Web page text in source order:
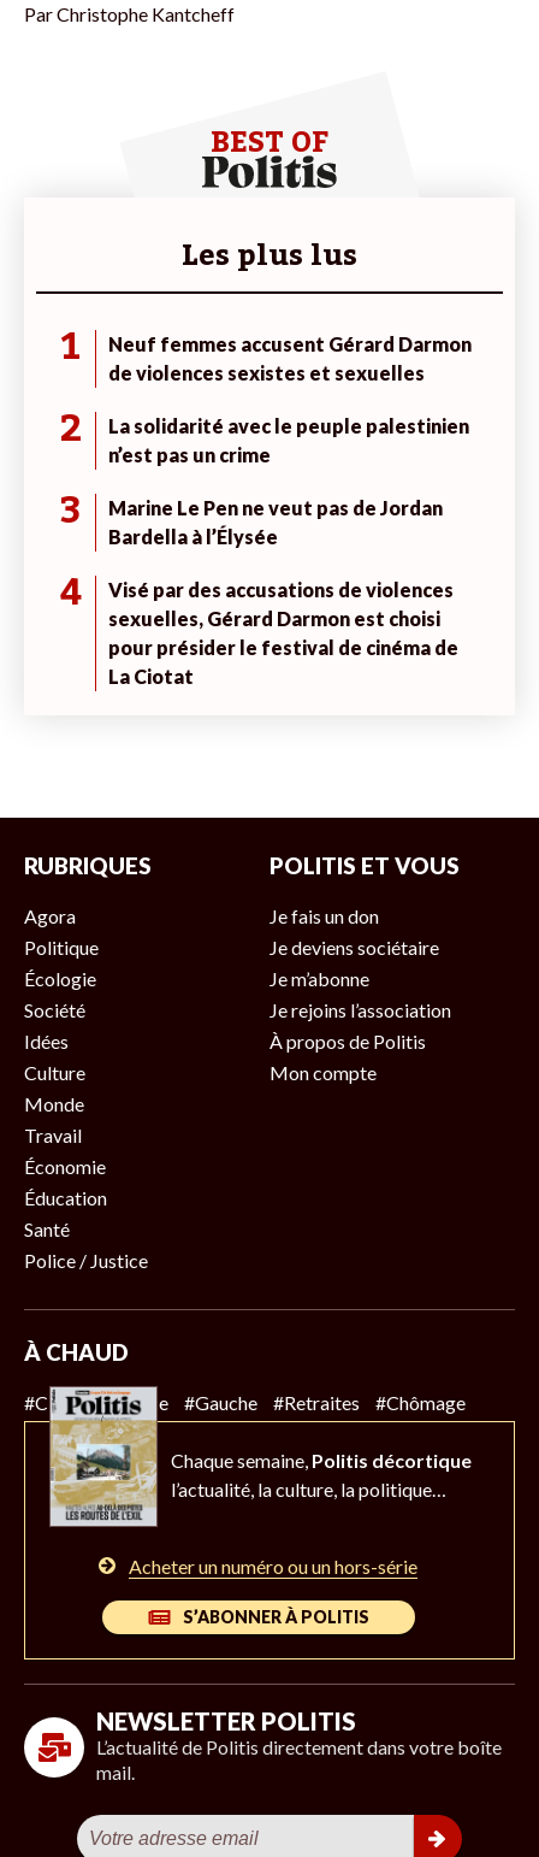
ParChristophe Kantcheff
BEST OF
Les plus lus
1
Neuf femmes accusent Gérard Darmon
de violences sexistes et sexuelles
2
La solidarité avec le peuple palestinien
n’est pas un crime
3
Marine Le Pen ne veut pas de Jordan
Bardella à l’Élysée
4
Visé par des accusations de violences
sexuelles, Gérard Darmon est choisi
pour présider le festival de cinéma de
La Ciotat
RUBRIQUES
Agora
Politique
Écologie
Société
Idées
Culture
Monde
Travail
Économie
Éducation
Santé
Police / Justice
POLITIS ET VOUS
Je fais un don
Je deviens sociétaire
Je m’abonne
Je rejoins l’association
À propos de Politis
Mon compte
À CHAUD
#Climat #Police #Gauche #Retraites #Chômage
Chaque semaine, Politis décortique
l’actualité, la culture, la politique…
Acheter un numéro ou un hors-série
S’ABONNER À POLITIS
NEWSLETTER POLITIS
L’actualité de Politis directement dans votre boîte
mail.